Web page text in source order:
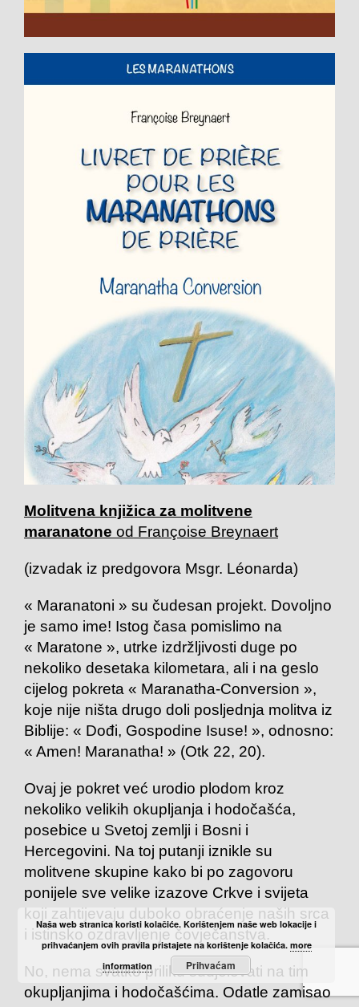
Molitvena knjižica za molitvene
maranatone od Françoise Breynaert
(izvadak iz predgovora Msgr. Léonarda)
« Maranatoni » su čudesan projekt. Dovoljno
je samo ime! Istog časa pomislimo na
« Maratone », utrke izdržljivosti duge po
nekoliko desetaka kilometara, ali i na geslo
cijelog pokreta « Maranatha-Conversion »,
koje nije ništa drugo doli posljednja molitva iz
Biblije: « Dođi, Gospodine Isuse! », odnosno:
« Amen! Maranatha! » (Otk 22, 20).
Ovaj je pokret već urodio plodom kroz
nekoliko velikih okupljanja i hodočašća,
posebice u Svetoj zemlji i Bosni i
Hercegovini. Na toj putanji iznikle su
molitvene skupine kako bi po zagovoru
ponijele sve velike izazove Crkve i svijeta
koji zahtijevaju duboko obraćenje naših srca
i istinsko ozdravljenje čovječanstva.
No, nema svatko priliku sudjelovati na tim
okupljanjima i hodočašćima. Odatle zamisao
Naša web stranica koristi kolačiće. Korištenjem naše web lokacije i
prihvaćanjem ovih pravila pristajete na korištenje kolačića. more
information
Prihvaćam